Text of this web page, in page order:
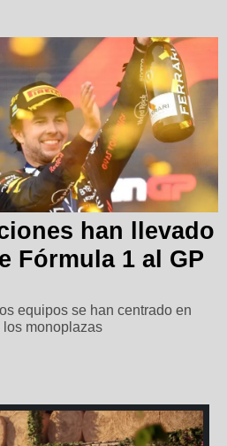
han llevado
Fórmula 1 al GP
equipos se han centrado en
los monoplazas